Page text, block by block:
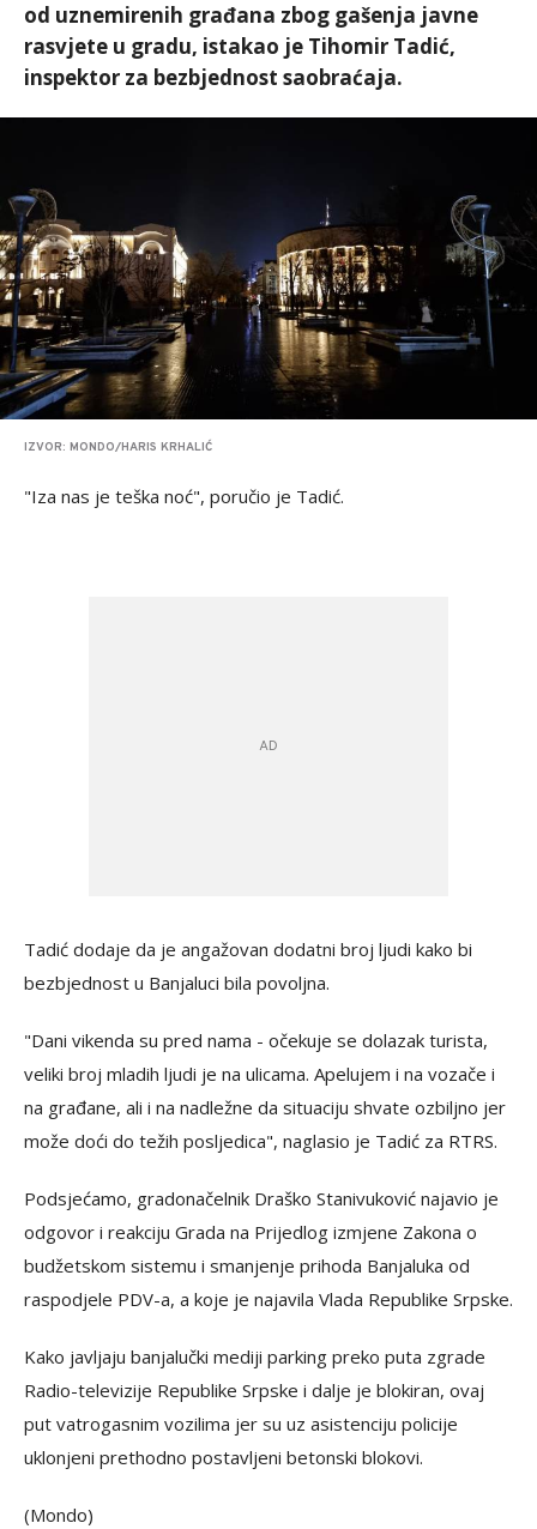
od uznemirenih građana zbog gašenja javne
rasvjete u gradu, istakao je Tihomir Tadić,
inspektor za bezbjednost saobraćaja.
IZVOR: MONDO/HARIS KRHALIĆ
"Iza nas je teška noć", poručio je Tadić.
Tadić dodaje da je angažovan dodatni broj ljudi kako bi
bezbjednost u Banjaluci bila povoljna.
"Dani vikenda su pred nama - očekuje se dolazak turista,
veliki broj mladih ljudi je na ulicama. Apelujem i na vozače i
na građane, ali i na nadležne da situaciju shvate ozbiljno jer
može doći do težih posljedica", naglasio je Tadić za RTRS.
Podsjećamo, gradonačelnik Draško Stanivuković najavio je
odgovor i reakciju Grada na Prijedlog izmjene Zakona o
budžetskom sistemu i smanjenje prihoda Banjaluka od
raspodjele PDV-a, a koje je najavila Vlada Republike Srpske.
Kako javljaju banjalučki mediji parking preko puta zgrade
Radio-televizije Republike Srpske i dalje je blokiran, ovaj
put vatrogasnim vozilima jer su uz asistenciju policije
uklonjeni prethodno postavljeni betonski blokovi.
(Mondo)